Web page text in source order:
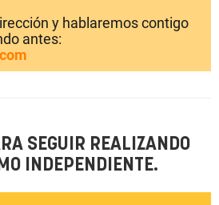
y hablaremos contigo
antes:
SEGUIR REALIZANDO
INDEPENDIENTE.